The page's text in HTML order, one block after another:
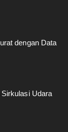
dengan Data
Sirkulasi Udara